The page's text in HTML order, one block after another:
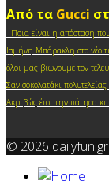
Από τα Gucci
Ποια είναι η απόσταση
Ισμήνη Μπάρακλη στο νέο
όλοι μας βιώνουμε τον
Σαν σοκολατάκι
Ακριβώς έτσι την πάτησα κι
© 2026